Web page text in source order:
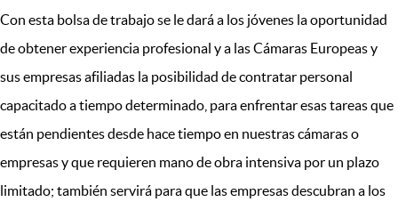
Con esta bolsa de trabajo se le dará a los jóvenes la oportunidad
de obtener experiencia profesional y a las Cámaras Europeas y
sus empresas afiliadas la posibilidad de contratar personal
capacitado a tiempo determinado, para enfrentar esas tareas que
están pendientes desde hace tiempo en nuestras cámaras o
empresas y que requieren mano de obra intensiva por un plazo
limitado; también servirá para que las empresas descubran a los